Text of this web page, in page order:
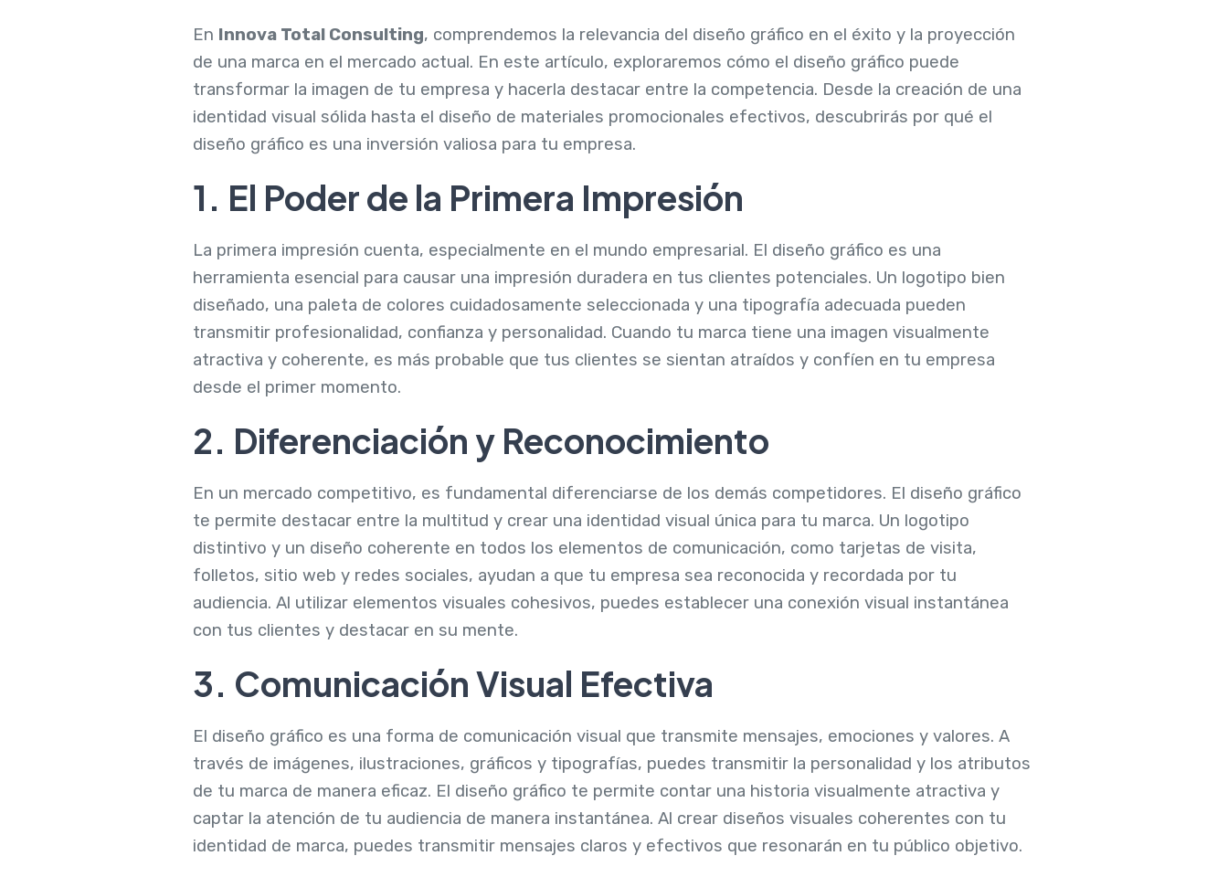
En Innova Total Consulting, comprendemos la relevancia del diseño gráfico en el éxito y la proyección
de una marca en el mercado actual. En este artículo, exploraremos cómo el diseño gráfico puede
transformar la imagen de tu empresa y hacerla destacar entre la competencia. Desde la creación de una
identidad visual sólida hasta el diseño de materiales promocionales efectivos, descubrirás por qué el
diseño gráfico es una inversión valiosa para tu empresa.
1. El Poder de la Primera Impresión
La primera impresión cuenta, especialmente en el mundo empresarial. El diseño gráfico es una
herramienta esencial para causar una impresión duradera en tus clientes potenciales. Un logotipo bien
diseñado, una paleta de colores cuidadosamente seleccionada y una tipografía adecuada pueden
transmitir profesionalidad, confianza y personalidad. Cuando tu marca tiene una imagen visualmente
atractiva y coherente, es más probable que tus clientes se sientan atraídos y confíen en tu empresa
desde el primer momento.
2. Diferenciación y Reconocimiento
En un mercado competitivo, es fundamental diferenciarse de los demás competidores. El diseño gráfico
te permite destacar entre la multitud y crear una identidad visual única para tu marca. Un logotipo
distintivo y un diseño coherente en todos los elementos de comunicación, como tarjetas de visita,
folletos, sitio web y redes sociales, ayudan a que tu empresa sea reconocida y recordada por tu
audiencia. Al utilizar elementos visuales cohesivos, puedes establecer una conexión visual instantánea
con tus clientes y destacar en su mente.
3. Comunicación Visual Efectiva
El diseño gráfico es una forma de comunicación visual que transmite mensajes, emociones y valores. A
través de imágenes, ilustraciones, gráficos y tipografías, puedes transmitir la personalidad y los atributos
de tu marca de manera eficaz. El diseño gráfico te permite contar una historia visualmente atractiva y
captar la atención de tu audiencia de manera instantánea. Al crear diseños visuales coherentes con tu
identidad de marca, puedes transmitir mensajes claros y efectivos que resonarán en tu público objetivo.